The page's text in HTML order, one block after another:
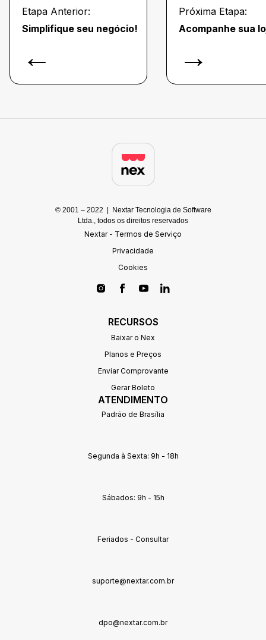
Etapa Anterior:
Simplifique seu negócio!
←
Próxima Etapa:
Acompanhe sua
→
© 2001 – 2022 | Nextar Tecnologia de Software
Ltda., todos os direitos reservados
Nextar - Termos de Serviço
Privacidade
Cookies
RECURSOS
Baixar o Nex
Planos e Preços
Enviar Comprovante
Gerar Boleto
ATENDIMENTO
Padrão de Brasília
Segunda à Sexta: 9h - 18h
Sábados: 9h - 15h
Feriados - Consultar
suporte@nextar.com.br
dpo@nextar.com.br